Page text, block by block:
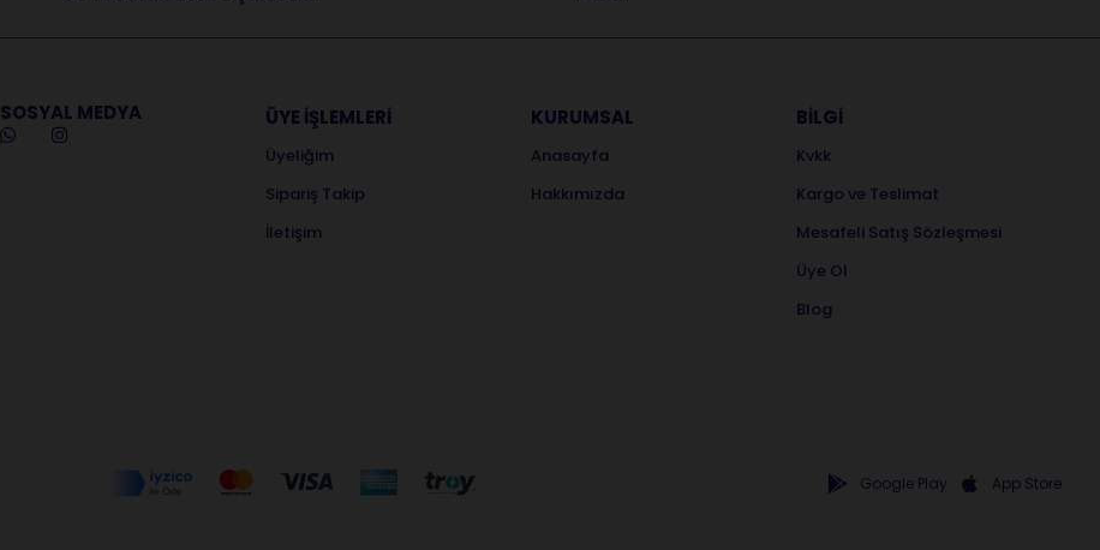
SOSYAL MEDYA ÜYE İŞLEMLERİ
Üyeliğim
Sipariş Takip
İletişim
KURUMSAL
Anasayfa
Hakkımızda
BİLGİ
Kvkk
Kargo ve Teslimat
Mesafeli Satış Sözleşmesi
Üye Ol
Blog
Google Play App Store